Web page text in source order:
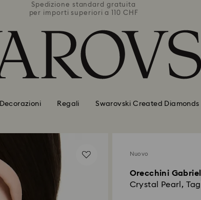
Spedizione standard gratuita
per importi superiori a 110 CHF
per
Decorazioni Regali Swarovski Created Diamonds
Nuovo
Orecchini
Crystal Pearl,